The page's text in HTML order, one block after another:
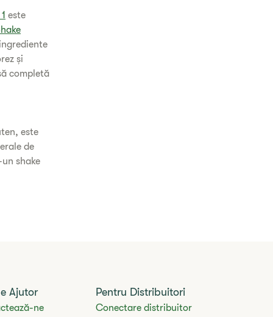
este
și
completă
este
de
shake
Ajutor
ne
Pentru Distribuitori
Conectare distribuitor